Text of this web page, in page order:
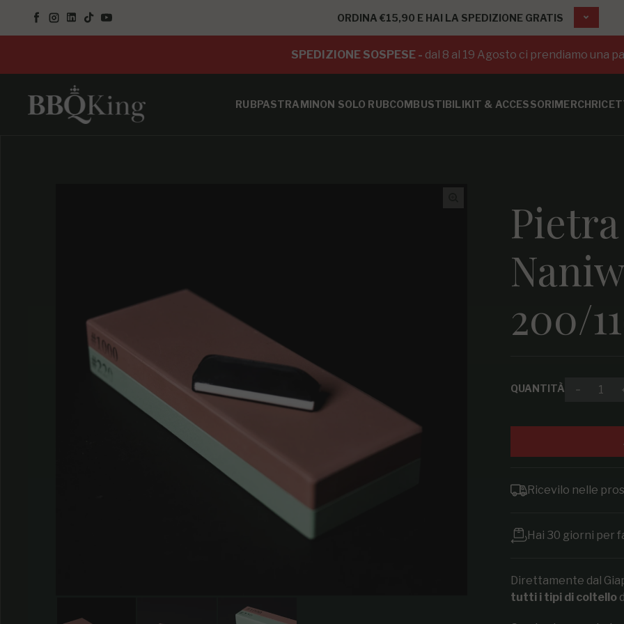
Facebook
Instagram
LinkedIn
TikTokYouTube
ORDINA €15,90 E HAI LA SPEDIZIONE GRATIS
SPEDIZIONE SOSPESE - dal 8 al 19 Agosto ci prendiamo una
RUBPASTRAMINON SOLO RUBCOMBUSTIBILIKIT & ACCESSORIMERCH
200/
QUANTITÀ
Ricevilo nelle
Hai 30 giorni per
Direttamente dal
tutti i tipi di coltello